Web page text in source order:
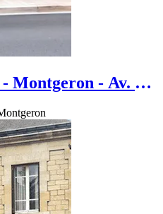
Montgeron - Av. de